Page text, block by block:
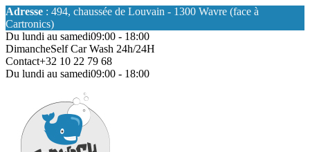
Adresse : 494, chaussée de Louvain - 1300 Wavre (face à
Cartronics)
Du lundi au samedi09:00 - 18:00
DimancheSelf Car Wash 24h/24H
Contact+32 10 22 79 68
Du lundi au samedi09:00 - 18:00